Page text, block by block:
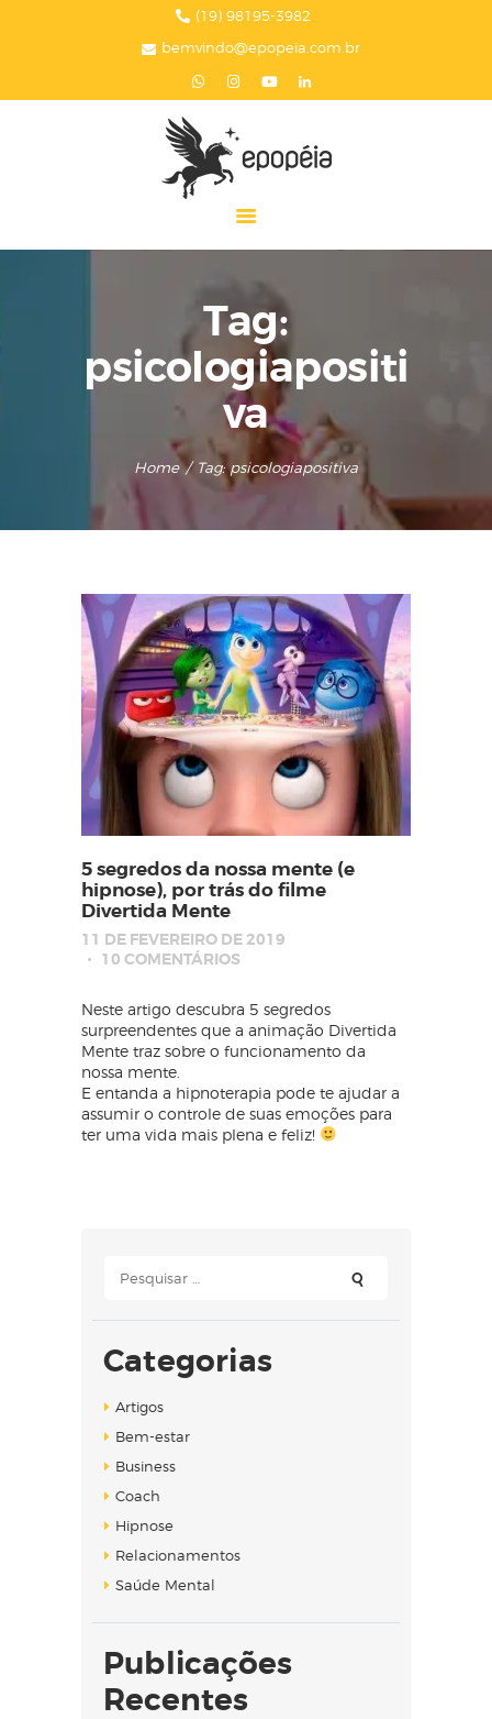
(19) 98195-3982
bemvindo@epopeia.com.br
Tag:
psicologiapositi
va
Home Tag: psicologiapositiva
A EPOPÉIA
SERVIÇOS
EPOPÉIA NA MÍDIA
PRESENTES
5 segredos da nossa mente (e
hipnose), por trás do filme
Divertida Mente
11 DE FEVEREIRO DE 2019
10 COMENTÁRIOS
Neste artigo descubra 5 segredos
surpreendentes que a animação Divertida
Mente traz sobre o funcionamento da
nossa mente.
E entanda a hipnoterapia pode te ajudar a
assumir o controle de suas emoções para
ter uma vida mais plena e feliz!
Categorias
Artigos
Bem-estar
Business
Coach
Hipnose
Relacionamentos
Saúde Mental
Publicações
Recentes